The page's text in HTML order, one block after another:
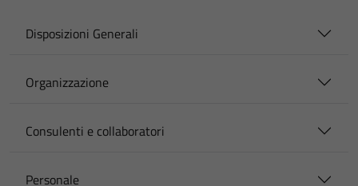
Disposizioni Generali
Organizzazione
Consulenti e collaboratori
Personale